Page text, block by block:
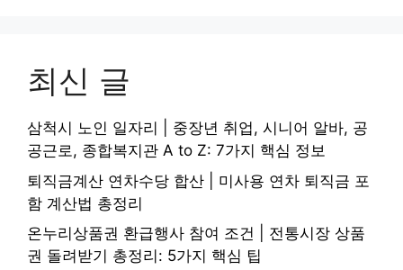
최신 글
삼척시 노인 일자리 | 중장년 취업, 시니어 알바, 공
공근로, 종합복지관 A to Z: 7가지 핵심 정보
퇴직금계산 연차수당 합산 | 미사용 연차 퇴직금 포
함 계산법 총정리
온누리상품권 환급행사 참여 조건 | 전통시장 상품
권 돌려받기 총정리: 5가지 핵심 팁